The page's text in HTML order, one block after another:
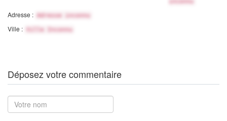
Adresse : Adresse inconnu
Ville : Ville Inconnu
Déposez votre commentaire